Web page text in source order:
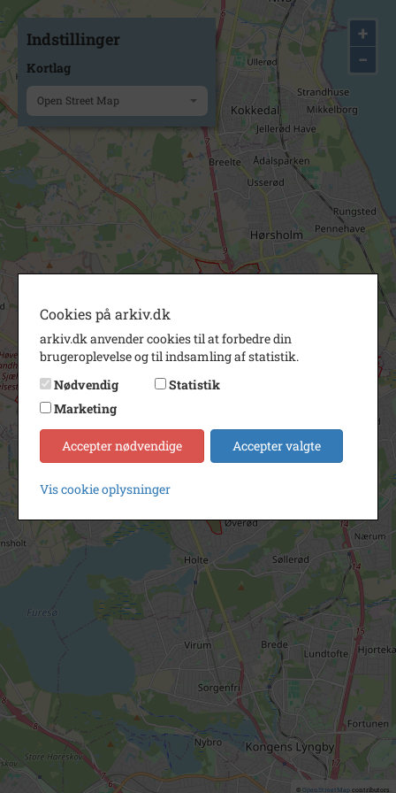
+
−
© OpenStreetMapcontributors.
Indstillinger
Kortlag
Open Street Map
Cookies på arkiv.dk
arkiv.dk anvender cookies til at forbedre din
brugeroplevelse og til indsamling af statistik.
Nødvendig
Statistik
Marketing
Accepter nødvendige Accepter valgte
Vis cookie oplysninger